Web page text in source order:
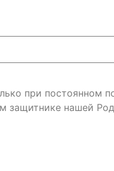
при постоянном
защитнике нашей